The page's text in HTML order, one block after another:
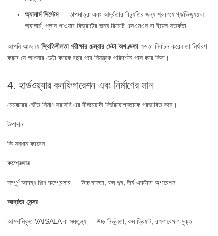
অ্যালার্ম সিস্টেম— তাপমাত্রা এবং আর্দ্রতার বিচ্যুতির জন্য শ্রবণযোগ্য/ভিজ্যুয়াল
অ্যালার্ম, প্লাস পাওয়ার বিভ্রাটের জন্য রিমোট এসএমএস বা ইমেল সতর্কতা
আপনি আজ যে স্থিতিশীলতা পরীক্ষার চেম্বার ডেটা অখণ্ডতাক্ষমতা নির্বাচন করেন তা নির্ধারণ
করবে যে আপনার ডেটা কয়েক বছর পরে নিয়ন্ত্রক পরিদর্শনে পাস করে কিনা।
4. হার্ডওয়্যার কনফিগারেশন এবং নির্মাণের মান
চেম্বারের ভৌত নির্মাণ সরাসরি এর দীর্ঘমেয়াদী নির্ভরযোগ্যতাকে প্রভাবিত করে।
উপাদান
কি সন্ধান করবেন
কম্প্রেসার
সম্পূর্ণ আবদ্ধ শিল্প কম্প্রেসার — উচ্চ দক্ষতা, কম শব্দ, দীর্ঘ একটানা অপারেশন
আর্দ্রতা সেন্সর
আমদানিকৃত VAISALA বা সমতুল্য — উচ্চ নির্ভুলতা, কম ড্রিফট, রক্ষণাবেক্ষণ-মুক্ত